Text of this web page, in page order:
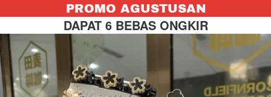
PROMO AGUSTUSAN
DAPAT 6 BEBAS ONGKIR